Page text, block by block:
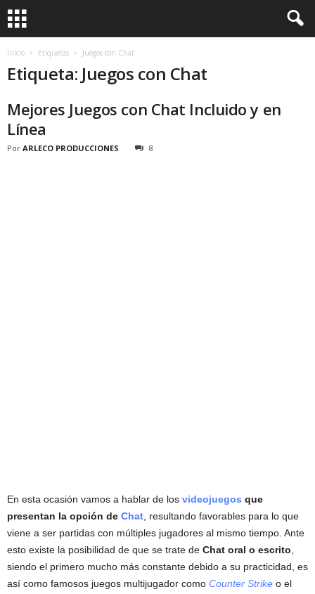
Inicio Etiquetas Juegos con Chat
Etiqueta: Juegos con Chat
Mejores Juegos con Chat Incluido y en
Línea
Por ARLECO PRODUCCIONES 8
En esta ocasión vamos a hablar de los videojuegos que
presentan la opción de Chat , resultando favorables para lo que
viene a ser partidas con múltiples jugadores al mismo tiempo. Ante
esto existe la posibilidad de que se trate de Chat oral o escrito
siendo el primero mucho más constante debido a su practicidad, es
así como famosos juegos multijugador como Counter Strike o el